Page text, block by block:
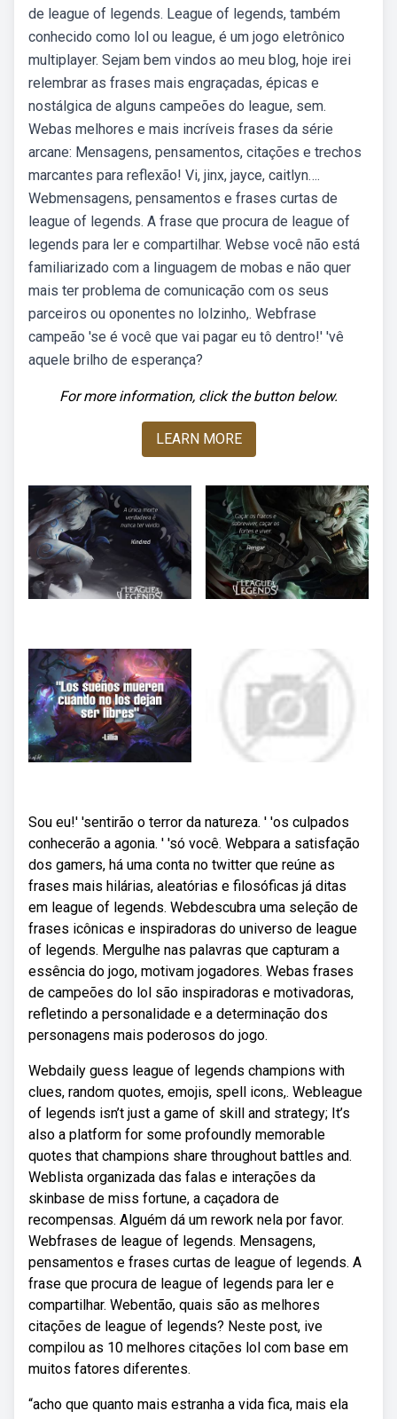
de league of legends. League of legends, também
conhecido como lol ou league, é um jogo eletrônico
multiplayer. Sejam bem vindos ao meu blog, hoje irei
relembrar as frases mais engraçadas, épicas e
nostálgica de alguns campeões do league, sem.
Webas melhores e mais incríveis frases da série
arcane: Mensagens, pensamentos, citações e trechos
marcantes para reflexão! Vi, jinx, jayce, caitlyn….
Webmensagens, pensamentos e frases curtas de
league of legends. A frase que procura de league of
legends para ler e compartilhar. Webse você não está
familiarizado com a linguagem de mobas e não quer
mais ter problema de comunicação com os seus
parceiros ou oponentes no lolzinho,. Webfrase
campeão 'se é você que vai pagar eu tô dentro!' 'vê
aquele brilho de esperança?
For more information, click the button below.
LEARN MORE
Sou eu!' 'sentirão o terror da natureza. ' 'os culpados
conhecerão a agonia. ' 'só você. Webpara a satisfação
dos gamers, há uma conta no twitter que reúne as
frases mais hilárias, aleatórias e filosóficas já ditas
em league of legends. Webdescubra uma seleção de
frases icônicas e inspiradoras do universo de league
of legends. Mergulhe nas palavras que capturam a
essência do jogo, motivam jogadores. Webas frases
de campeões do lol são inspiradoras e motivadoras,
refletindo a personalidade e a determinação dos
personagens mais poderosos do jogo.
Webdaily guess league of legends champions with
clues, random quotes, emojis, spell icons,. Webleague
of legends isn’t just a game of skill and strategy; It’s
also a platform for some profoundly memorable
quotes that champions share throughout battles and.
Weblista organizada das falas e interações da
skinbase de miss fortune, a caçadora de
recompensas. Alguém dá um rework nela por favor.
Webfrases de league of legends. Mensagens,
pensamentos e frases curtas de league of legends. A
frase que procura de league of legends para ler e
compartilhar. Webentão, quais são as melhores
citações de league of legends? Neste post, ive
compilou as 10 melhores citações lol com base em
muitos fatores diferentes.
“acho que quanto mais estranha a vida fica, mais ela